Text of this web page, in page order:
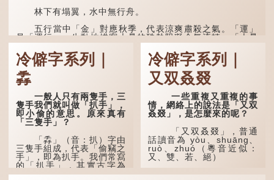
林下有塌翼，水中無行舟。
五行當中「金」對應秋季，代表涼爽肅殺之氣。「運」
是「運行」，生動地描寫大暑的酷熱阻礙金氣流轉。「大暑
運金氣」以誇張手法描寫炎熱阻滯了季節更替。
「荊揚」指...
冷僻字系列｜
掱
一般人只有兩隻手，三
隻手我們就叫做「扒手」，
即小偷的意思。原來真有
「三隻手」？
「掱」（音：扒）字由
三隻手組成，代表「偷竊之
手」，即為扒手。我們常寫
的「扒手」，其實古字為
「掱手」。
冷僻字系列｜
又双叒叕
一些重複又重複的事
情，網絡上的說法是「又双
叒叕」，是怎麼來的呢？
「又双叒叕」，普通
話讀音為 yòu、shuāng、
ruò、zhuó（粵音近似：
又、雙、若、絕）
「又」和「双」比較